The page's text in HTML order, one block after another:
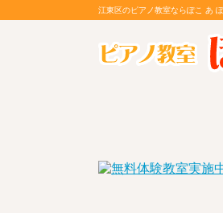
江東区のピアノ教室ならぽこ あ